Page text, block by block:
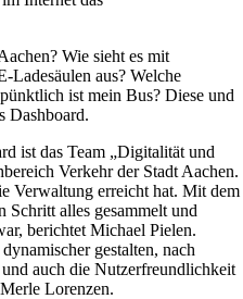
Wie sieht es mit
Ladesäulen aus? Welche
ist mein Bus? Diese und
Dashboard.
ist das Team „Digitalität und
Verkehr der Stadt Aachen.
Verwaltung erreicht hat. Mit dem
Schritt alles gesammelt und
berichtet Michael Pielen.
gestalten, nach
auch die Nutzerfreundlichkeit
Lorenzen.